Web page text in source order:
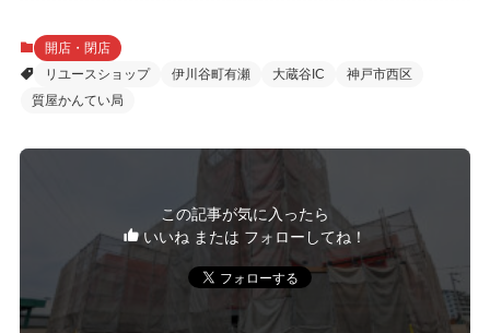
開店・閉店
リユースショップ
伊川谷町有瀬 大蔵谷IC
神戸市西区
質屋かんてい局
この記事が気に入ったら
いいね または フォローしてね！